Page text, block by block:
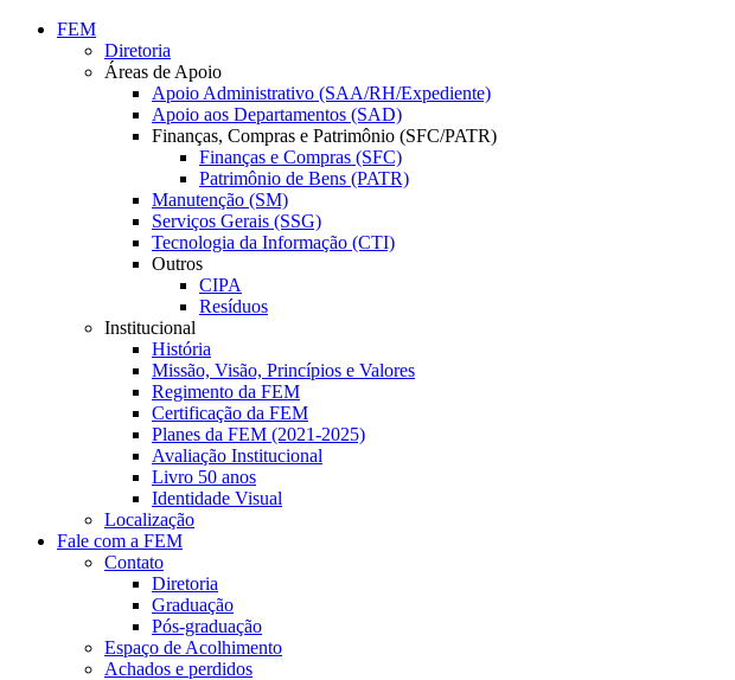
Conteúdo principal
FEM
Diretoria
Áreas de Apoio
Apoio Administrativo (SAA/RH/Expediente)
Apoio aos Departamentos (SAD)
Finanças, Compras e Patrimônio (SFC/PATR)
Finanças e Compras (SFC)
Patrimônio de Bens (PATR)
Manutenção (SM)
Serviços Gerais (SSG)
Tecnologia da Informação (CTI)
Outros
CIPA
Resíduos
Institucional
História
Missão, Visão, Princípios e Valores
Regimento da FEM
Certificação da FEM
Planes da FEM (2021-2025)
Avaliação Institucional
Livro 50 anos
Identidade Visual
Localização
Fale com a FEM
Contato
Diretoria
Graduação
Pós-graduação
Espaço de Acolhimento
Achados e perdidos